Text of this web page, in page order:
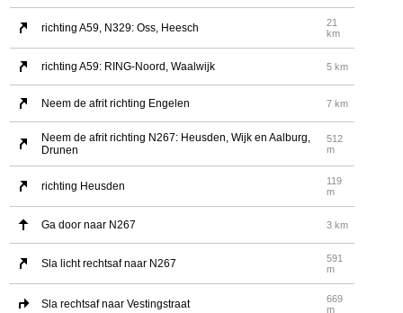
richting A59, N329: Oss, Heesch
21
km
richting A59: RING-Noord, Waalwijk 5 km
Neem de afrit richting Engelen 7 km
Neem de afrit richting N267: Heusden, Wijk en Aalburg,
Drunen
512
m
richting Heusden
119
m
Ga door naar N267 3 km
Sla licht rechtsaf naar N267
591
m
Sla rechtsaf naar Vestingstraat
669
m